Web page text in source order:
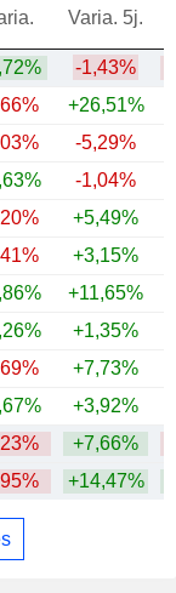
Varia. 5j.
-1,43%
+26,51%
-5,29%
-1,04%
+5,49%
+3,15%
+11,65%
+1,35%
+7,73%
+3,92%
+7,66%
+14,47%